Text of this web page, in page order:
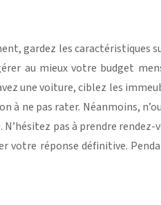
gardez les
au mieux votre budget
une voiture, ciblez les
ne pas rater. Néanmoins,
pas à prendre
réponse définitive.